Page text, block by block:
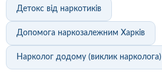
Детокс від наркотиків
Допомога наркозалежним Харків
Нарколог додому (виклик нарколога)